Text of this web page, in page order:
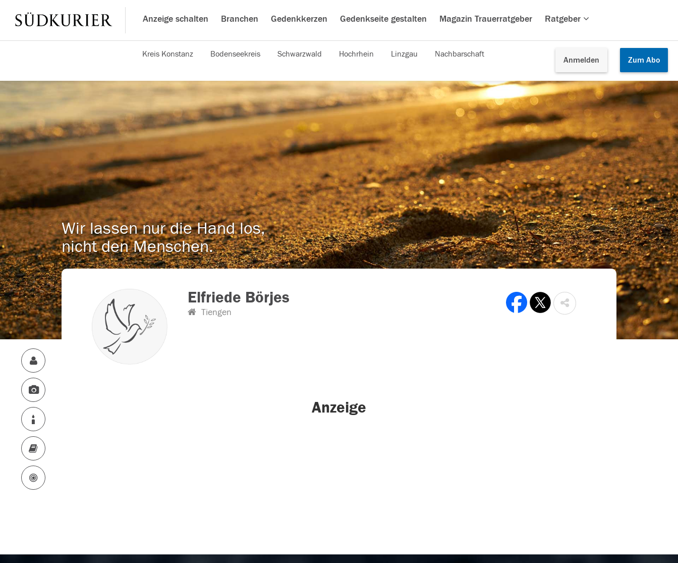
Anzeige schalten Branchen Gedenkkerzen Gedenkseite gestalten Magazin Trauerratgeber Ratgeber
Anmelden Zum Abo
Kreis Konstanz Bodenseekreis Schwarzwald Hochrhein Linzgau Nachbarschaft
Wir lassen nur die Hand los,
nicht den Menschen.
Elfriede Börjes
Tiengen
Anzeige